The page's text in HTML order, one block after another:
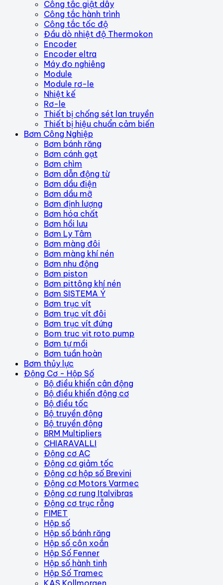
Công tắc giật dây
Công tắc hành trình
Công tắc tốc độ
Đầu dò nhiệt độ Thermokon
Encoder
Encoder eltra
Máy đo nghiêng
Module
Module rơ-le
Nhiệt kế
Rơ-le
Thiết bị chống sét lan truyền
Thiết bị hiệu chuẩn cảm biến
Bơm Công Nghiệp
Bơm bánh răng
Bơm cánh gạt
Bơm chìm
Bơm dẫn động từ
Bơm dầu điện
Bơm dầu mỡ
Bơm định lượng
Bơm hóa chất
Bơm hồi lưu
Bơm Ly Tâm
Bơm màng đôi
Bơm màng khí nén
Bơm nhu động
Bơm piston
Bơm pittông khí nén
Bơm SISTEMA Ý
Bơm trục vít
Bơm trục vít đôi
Bơm trục vít đứng
Bom truc vit roto pump
Bơm tự mồi
Bơm tuần hoàn
Bơm thủy lực
Động Cơ - Hộp Số
Bộ điều khiển cân động
Bộ điều khiển động cơ
Bộ điều tốc
Bộ truyền động
Bộ truyền động
BRM Multipliers
CHIARAVALLI
Động cơ AC
Động cơ giảm tốc
Động cơ hộp số Brevini
Động cơ Motors Varmec
Động cơ rung Italvibras
Động cơ trục rỗng
FIMET
Hộp số
Hộp số bánh răng
Hộp số côn xoắn
Hộp Số Fenner
Hộp số hành tinh
Hộp Số Tramec
KAS Kollmorgen